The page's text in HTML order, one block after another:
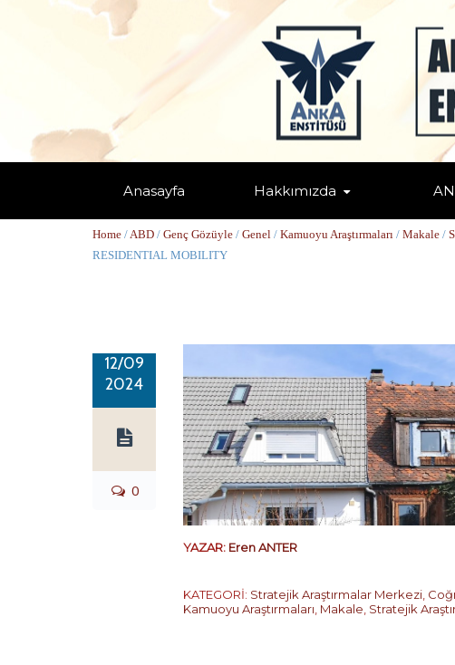
Anasayfa Hakkımızda
SEPARATE AND UNEQUAL:
Home /ABD / Genç Gözüyle / Genel / Kamuoyu Araştırmaları / Makale /
RESIDENTIAL MOBILITY
12/09
2024
0
YAZAR: Eren ANTER
KATEGORİ: Stratejik Araştırmalar Merkezi
Kamuoyu Araştırmaları Makale Stratejik